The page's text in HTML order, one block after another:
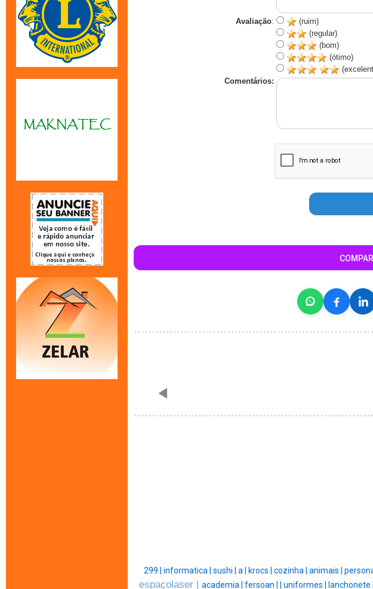
Avaliação:
(ruim)
(regular)
(bom)
(ótimo)
Comentários:
299 | informatica | sushi | a | krocs | cozinha | animais |
espaçolaser | academia | fersoan | uniformes | lanchonete |